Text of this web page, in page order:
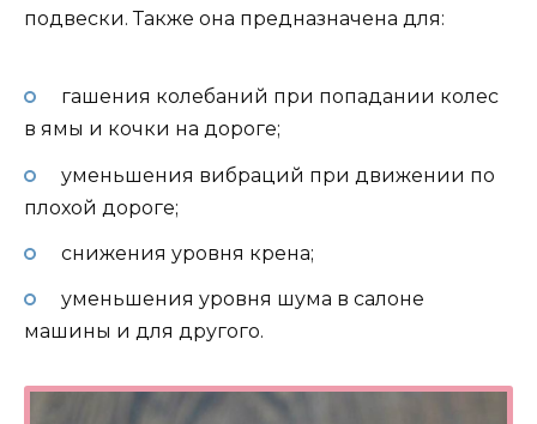
подвески. Также она предназначена для:
гашения колебаний при попадании колес
в ямы и кочки на дороге;
уменьшения вибраций при движении по
плохой дороге;
снижения уровня крена;
уменьшения уровня шума в салоне
машины и для другого.